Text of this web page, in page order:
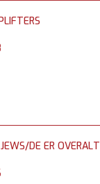
DE ER OVERALT